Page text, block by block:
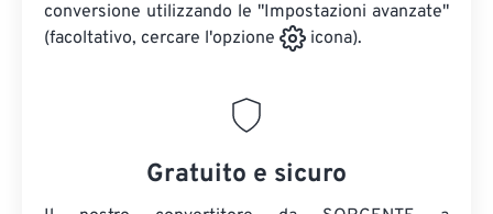
conversione utilizzando le "Impostazioni avanzate"
(facoltativo, cercare l'opzione
icona).
Gratuito e sicuro